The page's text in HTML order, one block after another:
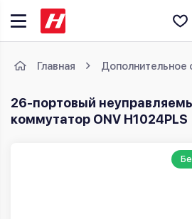
Главная Дополнительное
26-портовый
коммутатор ONV H1024PLS